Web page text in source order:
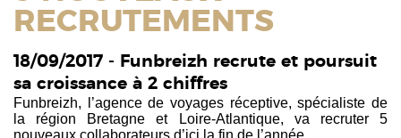
RECRUTEMENTS
18/09/2017 - Funbreizh recrute et poursuit
sa croissance à 2 chiffres
Funbreizh, l’agence de voyages réceptive, spécialiste de
la région Bretagne et Loire-Atlantique, va recruter 5
nouveaux collaborateurs d’ici la fin de l’année.